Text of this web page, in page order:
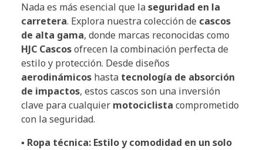
Nada es más esencial que laseguridad en la
carretera. Explora nuestra colección de cascos
de alta gama, donde marcas reconocidas como
HJC Cascosofrecen la combinación perfecta de
estilo y protección. Desde diseños
aerodinámicos hasta tecnología de absorción
de impactos, estos cascos son una inversión
clave para cualquier motociclista comprometido
con la seguridad.
▪ Ropa técnica: Estilo y comodidad en un solo